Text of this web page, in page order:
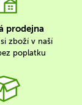
prodejna
zboží v naší
poplatku